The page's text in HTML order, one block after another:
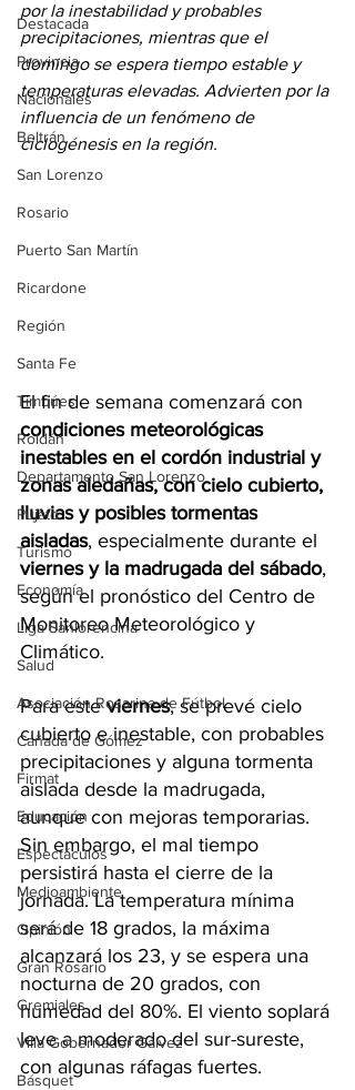
Destacada
Provincia
Nacionales
Beltrán
San Lorenzo
Rosario
Puerto San Martín
Ricardone
Región
Santa Fe
Timbúes
Roldán
Departamento San Lorenzo
Pujato
Turismo
Economía
Liga Sanlorencina
Salud
Asociación Rosarina de Fútbol
Cañada de Gómez
Firmat
Educación
Espectáculos
Medioambiente
Opinión
Gran Rosario
Gremiales
Villa Gobernador Gálvez
Básquet
por la inestabilidad y probables
precipitaciones, mientras que el
domingo se espera tiempo estable y
temperaturas elevadas. Advierten por la
influencia de un fenómeno de
ciclogénesis en la región.
El fin de semana comenzará con
condiciones meteorológicas
inestables en el cordón industrial y
zonas aledañas, con cielo cubierto,
lluvias y posibles tormentas
aisladas, especialmente durante el
viernes y la madrugada del sábado,
según el pronóstico del Centro de
Monitoreo Meteorológico y
Climático.
Para este viernes, se prevé cielo
cubierto e inestable, con probables
precipitaciones y alguna tormenta
aislada desde la madrugada,
aunque con mejoras temporarias.
Sin embargo, el mal tiempo
persistirá hasta el cierre de la
jornada. La temperatura mínima
será de 18 grados, la máxima
alcanzará los 23, y se espera una
nocturna de 20 grados, con
humedad del 80%. El viento soplará
leve a moderado del sur-sureste,
con algunas ráfagas fuertes.